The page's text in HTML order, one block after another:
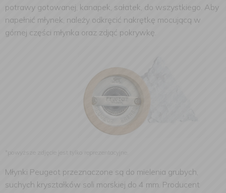
potrawy gotowanej, kanapek, sałatek, do wszystkiego. Aby
napełnić młynek, należy odkręcić nakrętkę mocującą w
górnej części młynka oraz zdjąć pokrywkę.
*powyższe zdjęcie jest tylko reprezentacyjne.
Młynki Peugeot przeznaczone są do mielenia grubych,
suchych kryształków soli morskiej do 4 mm. Producent